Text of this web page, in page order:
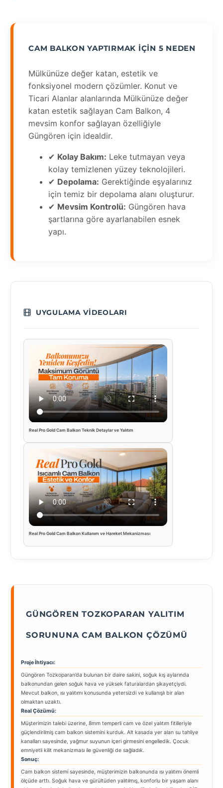
CAM BALKON YAPTIRMAK İÇIN 5 NEDEN
Mülkünüze değer katan, estetik ve
fonksiyonel modern çözümler. Konut ve
Ticari Alanlar alanlarında Mülkünüze değer
katan estetik sağlayan Cam Balkon, 4
mevsim konfor sağlayan özelliğiyle
Güngören için idealdir.
✔ Kolay Bakım: Leke tutmayan veya
kolay temizlenen yüzey teknolojileri.
✔ Depolama: Gerektiğinde eşyalarınız
için temiz bir depolama alanı oluşturur.
✔ Mevsim Kontrolü: Güngören hava
şartlarına göre ayarlanabilen esnek
yapı.
UYGULAMA VIDEOLARI
Real Pro Gold Cam Balkon Teknik Detaylar ve Yalıtım
Real Pro Gold Cam Balkon Kullanım ve Hareket Mekanizması
GÜNGÖREN TOZKOPARAN YALITIM
SORUNUNA CAM BALKON ÇÖZÜMÜ
Proje İhtiyacı:
Güngören Tozkoparan’da bulunan bir daire sakini, soğuk kış aylarında
balkonundan gelen soğuk hava ve yüksek faturalardan şikayetçiydi.
Mevcut balkon, ısı yalıtımı konusunda yetersizdi ve kullanışlı bir alan
olmaktan uzaktı.
Real Çözümü:
Müşterimizin talebi üzerine, 8mm temperli cam ve özel yalıtım fitilleriyle
güçlendirilmiş cam balkon sistemini kurduk. Alt kasada yer alan su tahliye
kanalları sayesinde, yağmur suyunun içeri girmesini engelledik. Çocuk
emniyetli kilit mekanizması ile güvenliği de sağladık.
Sonuç:
Cam balkon sistemi sayesinde, müşterimizin balkonunda ısı yalıtımı önemli
ölçüde arttı. Soğuk hava ve gürültüden yalıtılmış, konforlu bir yaşam alanı